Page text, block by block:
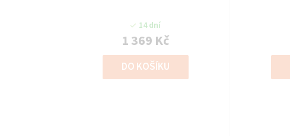
14 dní
1 369 Kč
DO KOŠÍKU